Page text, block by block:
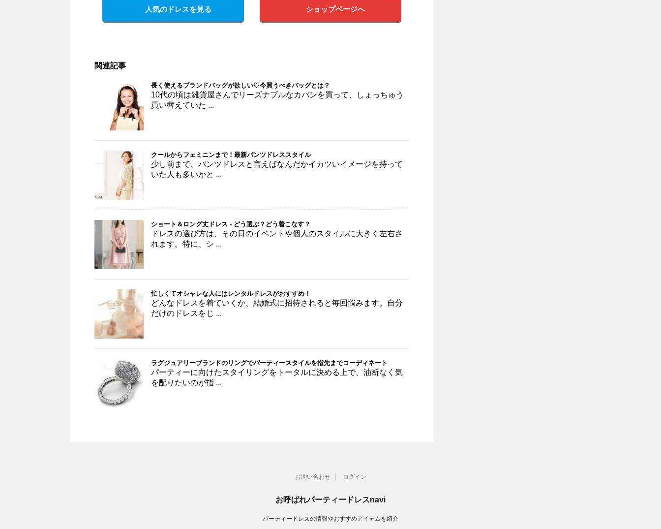
人気のドレスを見る ショップページへ
関連記事
長く使えるブランドバッグが欲しい♡今買うべきバッグとは？
10代の頃は雑貨屋さんでリーズナブルなカバンを買って、しょっちゅう
買い替えていた ...
クールからフェミニンまで！最新パンツドレススタイル
少し前まで、パンツドレスと言えばなんだかイカツいイメージを持って
いた人も多いかと ...
ショート＆ロング丈ドレス - どう選ぶ？どう着こなす？
ドレスの選び方は、その日のイベントや個人のスタイルに大きく左右さ
れます。特に、シ ...
忙しくてオシャレな人にはレンタルドレスがおすすめ！
どんなドレスを着ていくか、結婚式に招待されると毎回悩みます。自分
だけのドレスをじ ...
ラグジュアリーブランドのリングでパーティースタイルを指先までコーディネート
パーティーに向けたスタイリングをトータルに決める上で、油断なく気
を配りたいのが指 ...
お問い合わせ ログイン
お呼ばれパーティードレスnavi
パーティードレスの情報やおすすめアイテムを紹介